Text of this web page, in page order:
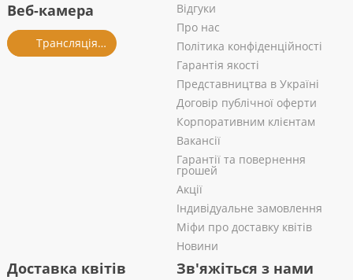
Веб-камера
Трансляція із салону
Відгуки
Про нас
Політика конфіденційності
Гарантія якості
Представництва в Україні
Договір публічної оферти
Корпоративним клієнтам
Вакансії
Гарантії та повернення
грошей
Акції
Індивідуальне замовлення
Міфи про доставку квітів
Новини
Доставка квітів Зв'яжіться з нами